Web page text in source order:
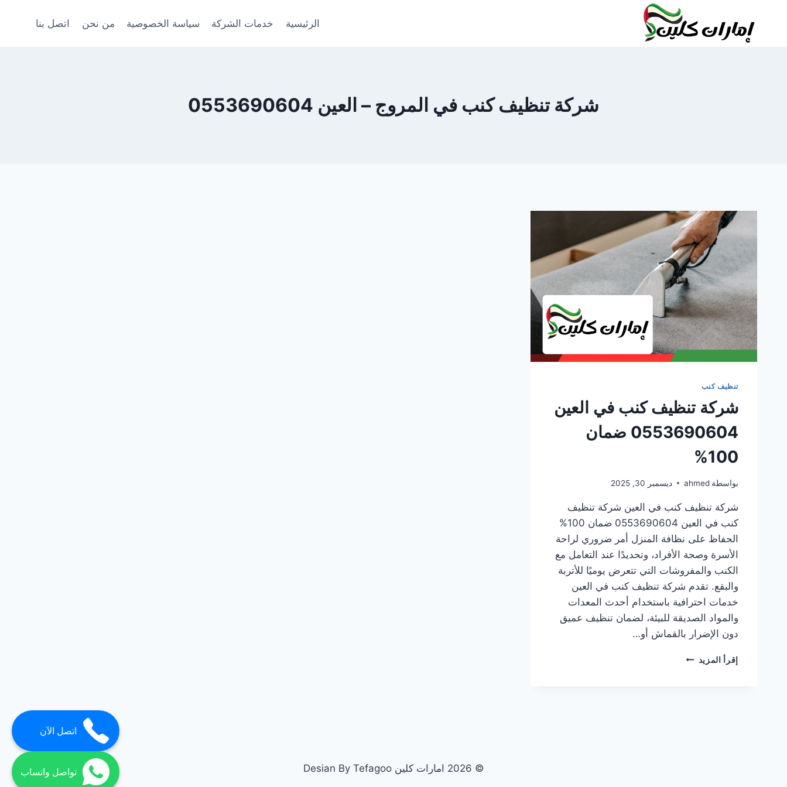
الرئيسية خدمات الشركة سياسة الخصوصية من نحن اتصل بنا
شركة تنظيف كنب في المروج – العين 0553690604
تنظيف كنب
شركة تنظيف كنب في العين
0553690604 ضمان
100%
بواسطة ahmed ديسمبر 30, 2025
شركة تنظيف كنب في العين شركة تنظيف
كنب في العين 0553690604 ضمان 100%
الحفاظ على نظافة المنزل أمر ضروري لراحة
الأسرة وصحة الأفراد، وتحديدًا عند التعامل مع
الكنب والمفروشات التي تتعرض يوميًا للأتربة
والبقع. تقدم شركة تنظيف كنب في العين
خدمات احترافية باستخدام أحدث المعدات
والمواد الصديقة للبيئة، لضمان تنظيف عميق
دون الإضرار بالقماش أو…
إقرأ المزيد شركة
© 2026 امارات كلين Desian By Tefagoo
اتصل الآن
تواصل واتساب